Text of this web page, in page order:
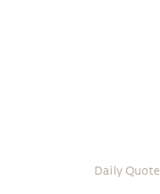
Daily Quote